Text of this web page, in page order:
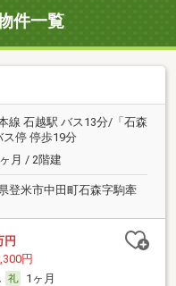
件一覧
線 石越駅 バス13分/「石森
停 停歩19分
月 / 2階建
登米市中田町石森字駒牽
円
円
1ヶ月